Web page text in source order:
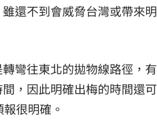
還不到會威脅台灣或帶來明
彎往東北的拋物線路徑，有
，因此明確出梅的時間還可
很明確。